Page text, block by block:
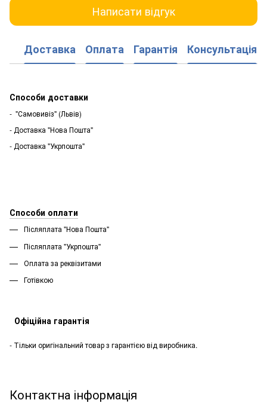
Написати відгук
Доставка Оплата Гарантія Консультація
Способи доставки
- "Самовивіз" (Львів)
- Доставка "Нова Пошта"
- Доставка "Укрпошта"
Способи оплати
Післяплата "Нова Пошта"
Післяплата "Укрпошта''
Оплата за реквізитами
Готівкою
Офіційна гарантія
- Тільки оригінальний товар з гарантією від виробника.
Контактна інформація